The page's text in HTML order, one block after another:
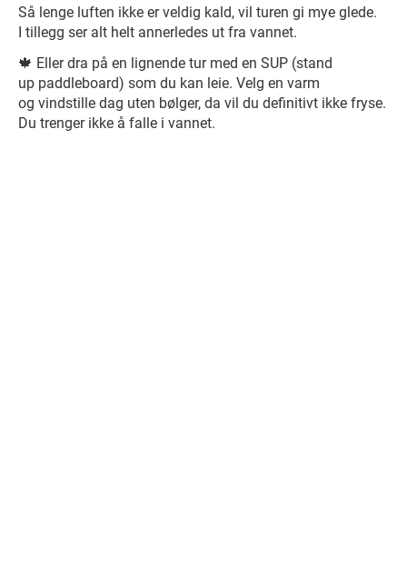
Så lenge luften ikke er veldig kald, vil turen gi mye glede.
I tillegg ser alt helt annerledes ut fra vannet.
🍁 Eller dra på en lignende tur med en SUP (stand
up paddleboard) som du kan leie. Velg en varm
og vindstille dag uten bølger, da vil du definitivt ikke fryse.
Du trenger ikke å falle i vannet.